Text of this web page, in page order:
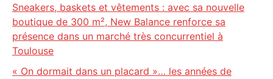
Sneakers, baskets et vêtements : avec sa nouvelle
boutique de 300 m², New Balance renforce sa
présence dans un marché très concurrentiel à
Toulouse
« On dormait dans un placard »… les années de